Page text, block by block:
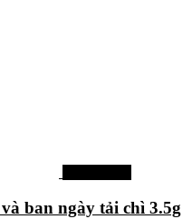
ban ngày tải chì 3.5g